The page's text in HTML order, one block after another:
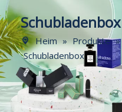
Schubladenbox
Heim » Produkte »
Schubladenbox